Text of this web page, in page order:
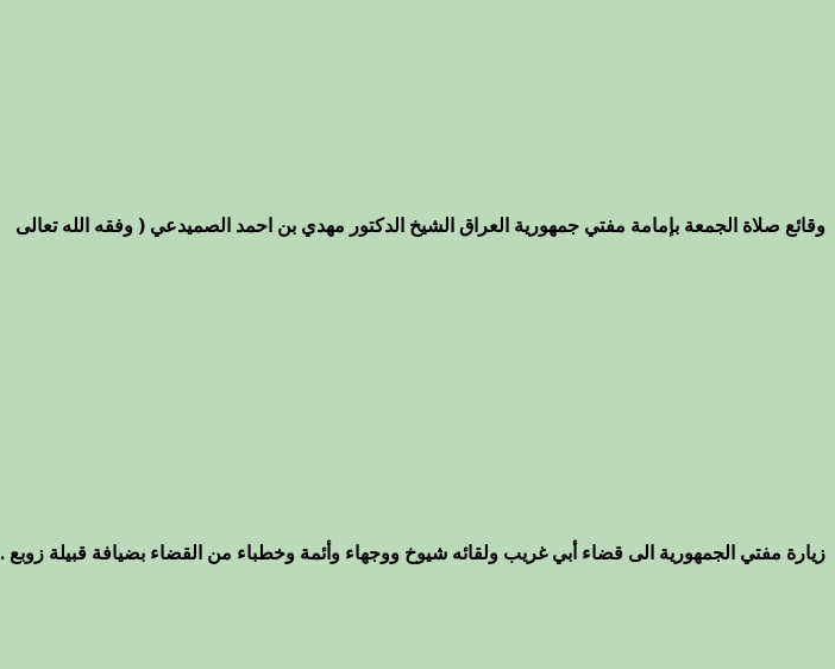
وقائع صلاة الجمعة بإمامة مفتي جمهورية العراق الشيخ الدكتور مهدي بن احمد الصميدعي ( وفقه الله تعالى
زيارة مفتي الجمهورية الى قضاء أبي غريب ولقائه شيوخ ووجهاء وأئمة وخطباء من القضاء بضيافة قبيلة زوبع .